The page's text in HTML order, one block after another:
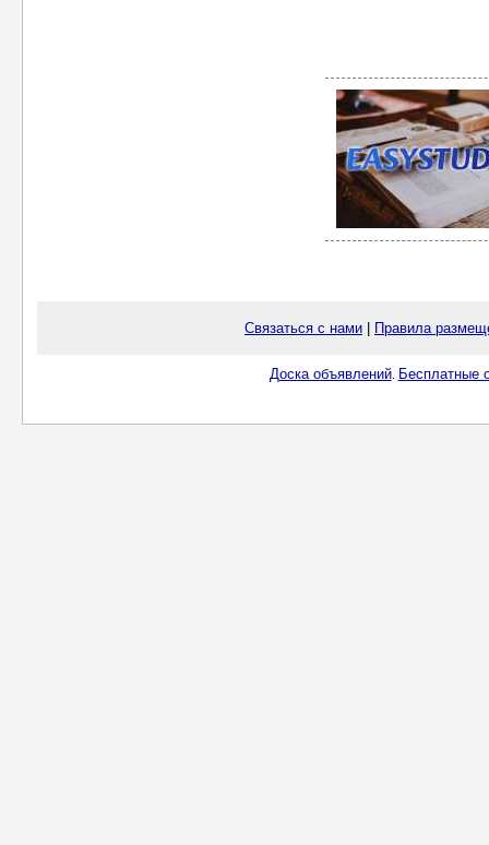
Связаться с нами Правила
Доска объявлений. Бесплатные